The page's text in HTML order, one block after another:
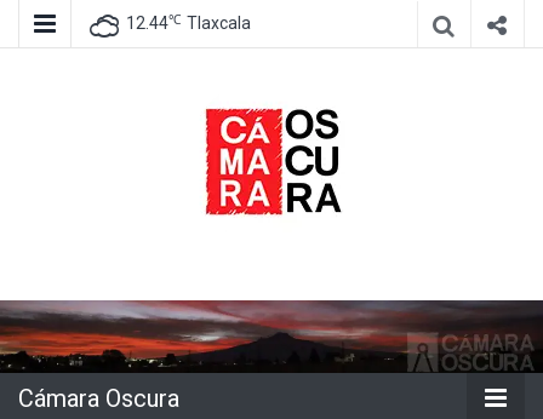
12.44℃ Tlaxcala
Cámara
Oscura
Cámara Oscura